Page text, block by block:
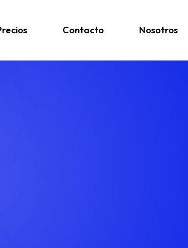
Contacto Nosotros